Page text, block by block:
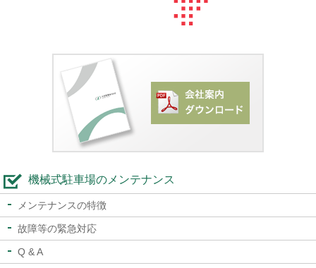
機械式駐車場のメンテナンス
メンテナンスの特徴
故障等の緊急対応
Q & A